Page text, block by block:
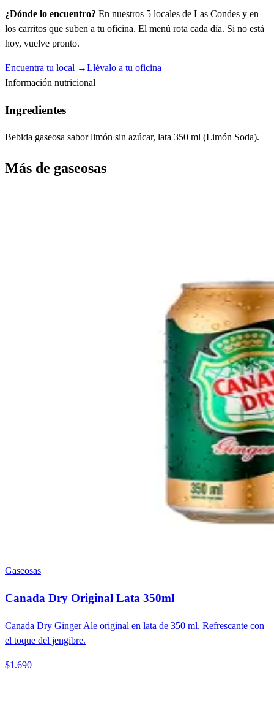
¿Dónde lo encuentro? En nuestros 5 locales de Las Condes y en
los carritos que suben a tu oficina. El menú rota cada día. Si no está
hoy, vuelve pronto.
Encuentra tu local →Llévalo a tu oficina
Información nutricional
Ingredientes
Bebida gaseosa sabor limón sin azúcar, lata 350 ml (Limón Soda).
Más de gaseosas
Gaseosas
Canada Dry Original Lata 350ml
Canada Dry Ginger Ale original en lata de 350 ml. Refrescante con
el toque del jengibre.
$1.690